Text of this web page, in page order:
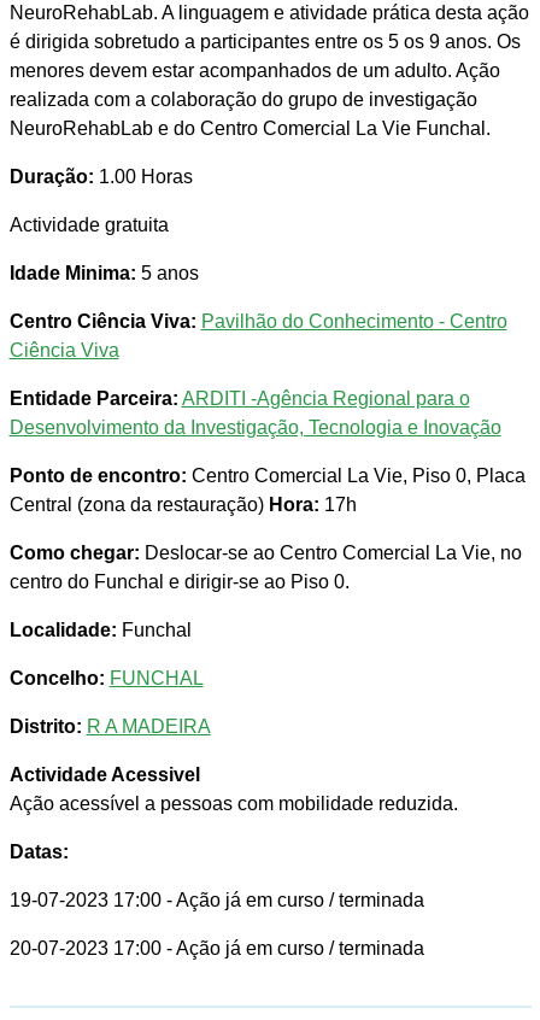
NeuroRehabLab. A linguagem e atividade prática desta ação
é dirigida sobretudo a participantes entre os 5 os 9 anos. Os
menores devem estar acompanhados de um adulto. Ação
realizada com a colaboração do grupo de investigação
NeuroRehabLab e do Centro Comercial La Vie Funchal.
Duração: 1.00 Horas
Actividade gratuita
Idade Minima: 5 anos
Centro Ciência Viva: Pavilhão do Conhecimento - Centro
Ciência Viva
Entidade Parceira: ARDITI -Agência Regional para o
Desenvolvimento da Investigação, Tecnologia e Inovação
Ponto de encontro: Centro Comercial La Vie, Piso 0, Placa
Central (zona da restauração) Hora: 17h
Como chegar: Deslocar-se ao Centro Comercial La Vie, no
centro do Funchal e dirigir-se ao Piso 0.
Localidade: Funchal
Concelho: FUNCHAL
Distrito: R A MADEIRA
Actividade Acessivel
Ação acessível a pessoas com mobilidade reduzida.
Datas:
19-07-2023 17:00 - Ação já em curso / terminada
20-07-2023 17:00 - Ação já em curso / terminada